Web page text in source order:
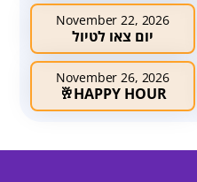
November 22, 2026
יום צאו לטיול
November 26, 2026
HAPPY HOUR🥂